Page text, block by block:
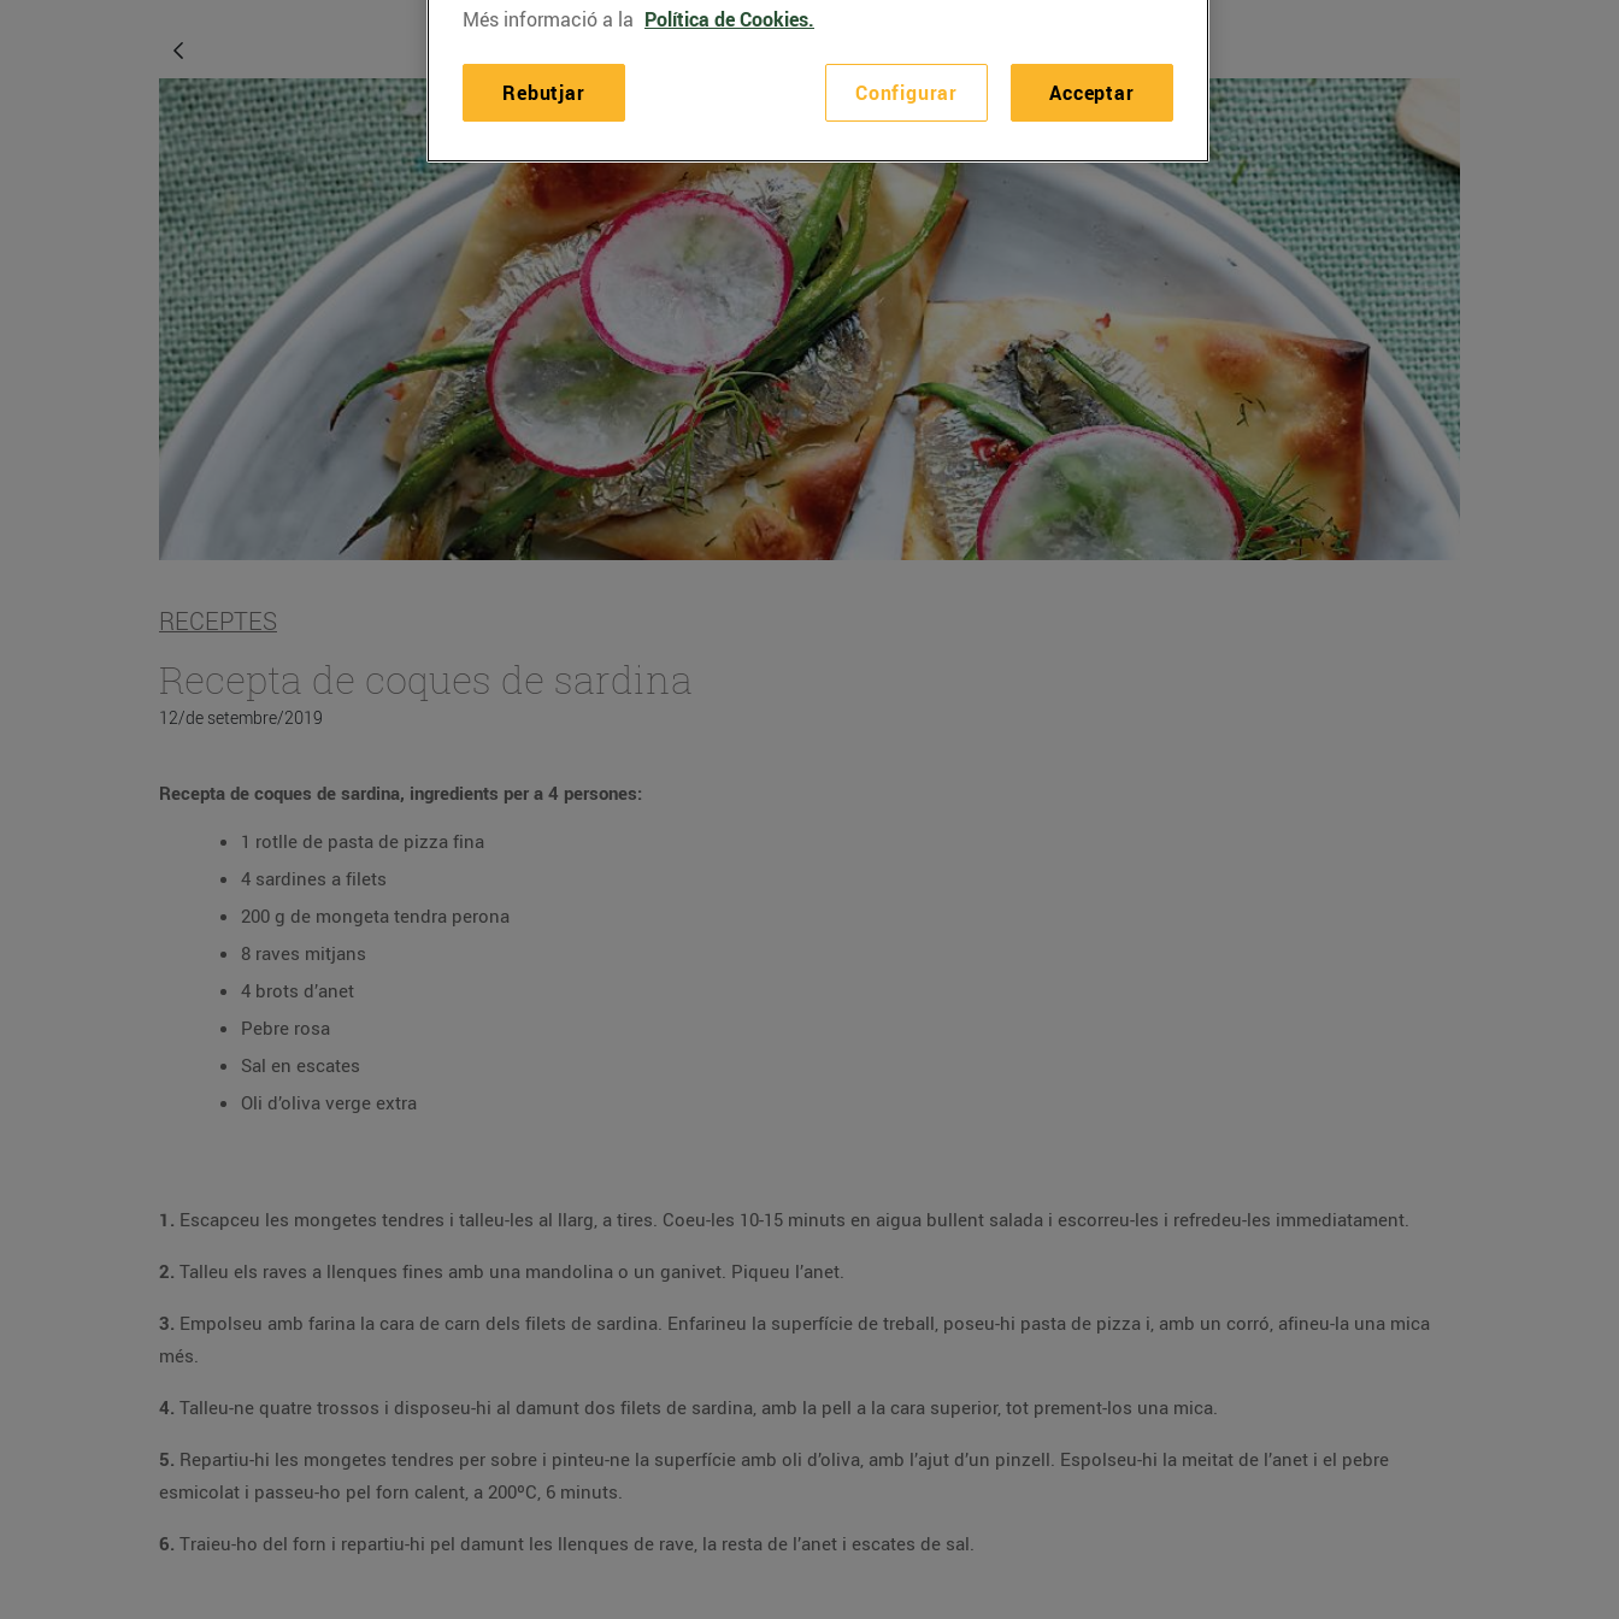
RECEPTES
Recepta de coques de sardina
12/de setembre/2019
Recepta de coques de sardina, ingredients per a 4 persones:
1 rotlle de pasta de pizza fina
4 sardines a filets
200 g de mongeta tendra perona
8 raves mitjans
4 brots d’anet
Pebre rosa
Sal en escates
Oli d’oliva verge extra
1. Escapceu les mongetes tendres i talleu-les al llarg, a tires. Coeu-les 10-15 minuts en aigua bullent salada i escorreu-les i refredeu-les immediatament.
2. Talleu els raves a llenques fines amb una mandolina o un ganivet. Piqueu l’anet.
3. Empolseu amb farina la cara de carn dels filets de sardina. Enfarineu la superfície de treball, poseu-hi pasta de pizza i, amb un corró, afineu-la una mica
més.
4. Talleu-ne quatre trossos i disposeu-hi al damunt dos filets de sardina, amb la pell a la cara superior, tot prement-los una mica.
5. Repartiu-hi les mongetes tendres per sobre i pinteu-ne la superfície amb oli d’oliva, amb l’ajut d’un pinzell. Espolseu-hi la meitat de l’anet i el pebre
esmicolat i passeu-ho pel forn calent, a 200ºC, 6 minuts.
6. Traieu-ho del forn i repartiu-hi pel damunt les llenques de rave, la resta de l’anet i escates de sal.
Més informació a la Política de Cookies.
Configurar
Rebutjar Acceptar